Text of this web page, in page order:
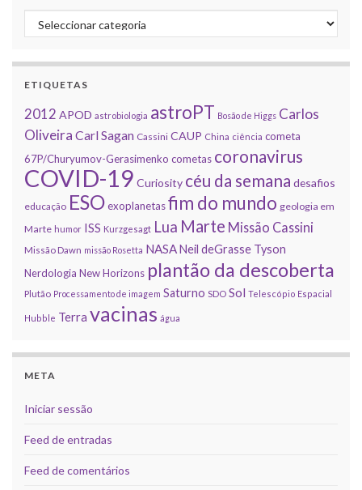
Categorias
ETIQUETAS
2012 APOD astrobiologia astroPT Bosão de Higgs Carlos
Oliveira Carl Sagan Cassini CAUP China ciência cometa
67P/Churyumov-Gerasimenko cometas coronavirus
COVID-19 Curiosity céu da semana desafios
educação ESOexoplanetasfim do mundo geologia em
Marte humor ISS Kurzgesagt Lua Marte Missão Cassini
Missão Dawn missão Rosetta NASANeil deGrasse Tyson
Nerdologia New Horizons plantão da descoberta
Plutão Processamento de imagem Saturno SDO Sol Telescópio Espacial
Hubble Terra vacinas água
META
Iniciar sessão
Feed de entradas
Feed de comentários